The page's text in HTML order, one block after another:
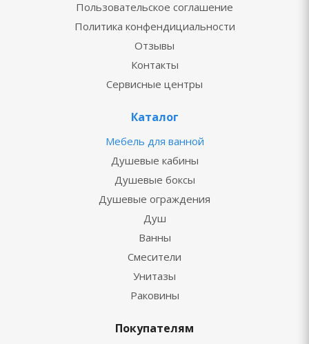
Пользовательское соглашение
Политика конфендициальности
Отзывы
Контакты
Сервисные центры
Каталог
Мебель для ванной
Душевые кабины
Душевые боксы
Душевые ограждения
Душ
Ванны
Смесители
Унитазы
Раковины
Покупателям